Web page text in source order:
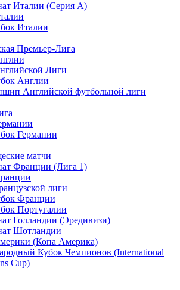
Италии (Серия А)
Италии
Премьер-Лига
Лиги
Англии
Английской футбольной лиги
Германии
матчи
Франции (Лига 1)
лиги
Франции
Португалии
Голландии (Эредивизи)
Шотландии
(Копа Америка)
Кубок Чемпионов (International
Cup)